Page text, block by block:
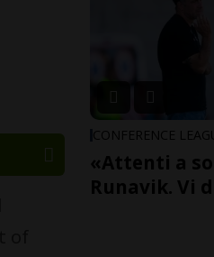
CONFERENCE
«Attenti a
Runavik. Vi